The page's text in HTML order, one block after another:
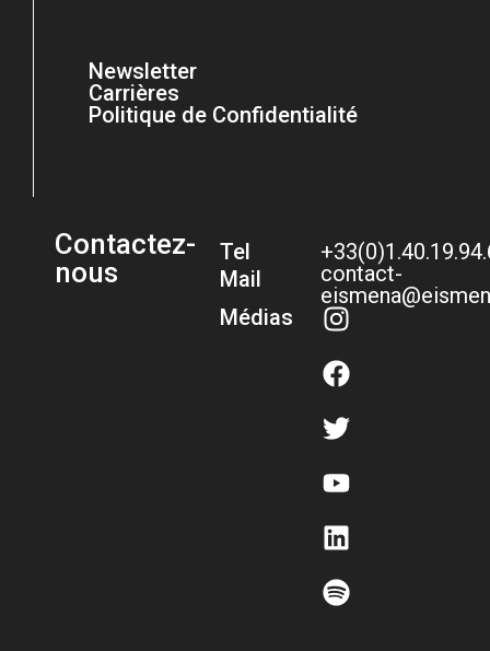
Newsletter
Carrières
Politique de Confidentialité
Contactez-
nous
Tel
Mail
Médias
contact-